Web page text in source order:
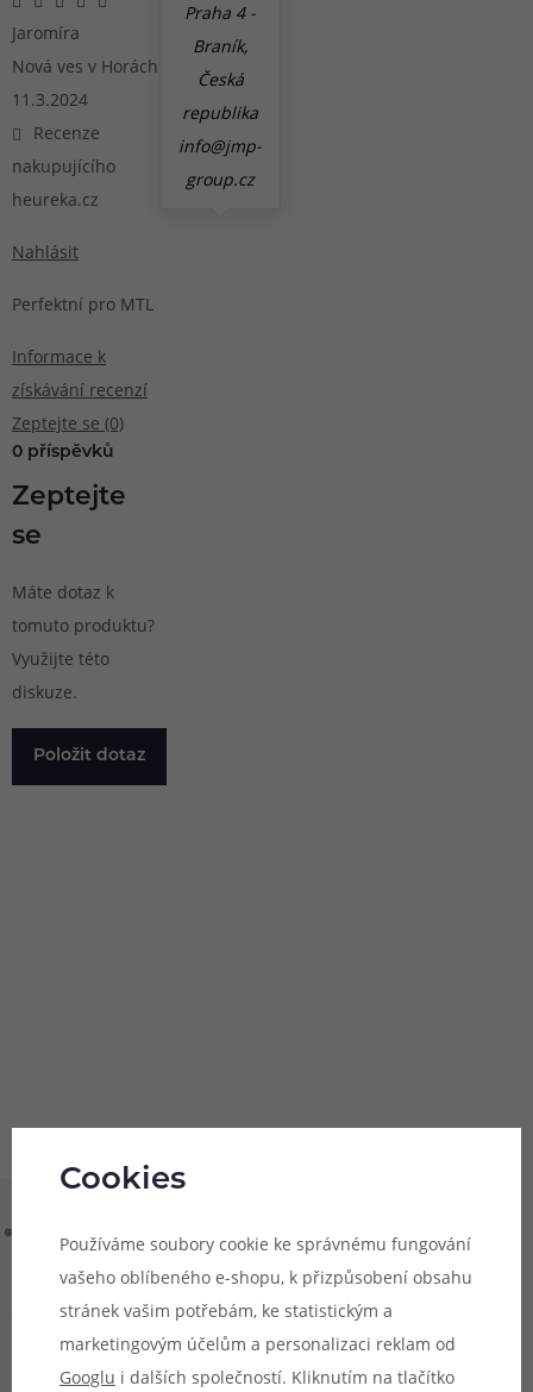
Praha 4 -
Braník,
Česká
republika
info@jmp-
group.cz
Jaromíra
Nová ves v Horách
11.3.2024
Recenze
nakupujícího
heureka.cz
Nahlásit
Perfektní pro MTL
Informace k
získávání recenzí
Zeptejte se (0)
0 příspěvků
Zeptejte
se
Máte dotaz k
tomuto produktu?
Využijte této
diskuze.
Položit dotaz
O nás
Cookies
Používáme soubory cookie ke správnému fungování
vašeho oblíbeného e-shopu, k přizpůsobení obsahu
stránek vašim potřebám, ke statistickým a
marketingovým účelům a personalizaci reklam od
Googlu i dalších společností. Kliknutím na tlačítko